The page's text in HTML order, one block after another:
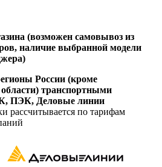
(возможен самовывоз из
наличие выбранной модели
России (кроме
транспортными
ПЭК, Деловые линии
рассчитывается по тарифам